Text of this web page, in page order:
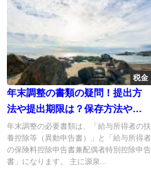
税金
年末調整の書類の疑問！提出方
法や提出期限は？保存方法や保
存期間は？
年末調整の必要書類は、「給与所得者の扶
養控除等（異動申告書）」と「給与所得者
の保険料控除申告書兼配偶者特別控除申告
書」になります。 主に源泉...